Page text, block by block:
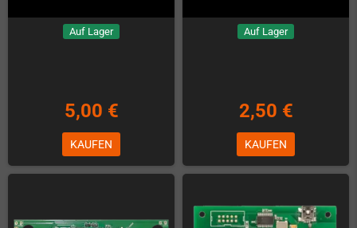
Auf Lager
5,00 €
KAUFEN
Auf Lager
2,50 €
KAUFEN